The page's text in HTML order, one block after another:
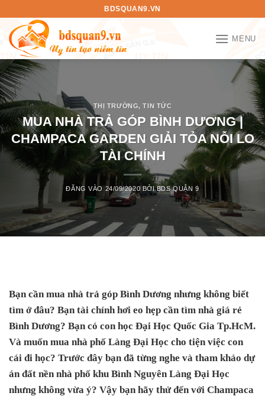
nội
dung
BDSQUAN9.VN
MENU
THỊ TRƯỜNG,TIN TỨC
MUA NHÀ TRẢ GÓP BÌNH DƯƠNG |
CHAMPACA GARDEN GIẢI TỎA NỖI LO
TÀI CHÍNH
ĐĂNG VÀO 24/09/2020 BỞIBDS QUẬN 9
Bạn cần mua nhà trả góp Bình Dương nhưng không biết
tìm ở đâu? Bạn tài chính hơi eo hẹp cần tìm nhà giá rẻ
Bình Dương? Bạn có con học Đại Học Quốc Gia Tp.HcM.
Và muốn mua nhà phố Làng Đại Học cho tiện việc con
cái đi học? Trước đây bạn đã từng nghe và tham khảo dự
án đất nền nhà phố khu Bình Nguyên Làng Đại Học
nhưng không vừa ý? Vậy bạn hãy thử đến với Champaca